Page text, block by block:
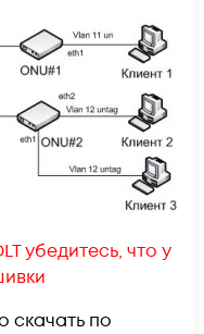
убедитесь, что у
скачать по